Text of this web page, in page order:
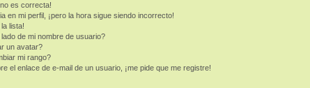
es correcta!
en mi perfil, ¡pero la hora sigue siendo incorrecto!
lista!
de mi nombre de usuario?
un avatar?
mi rango?
el enlace de e-mail de un usuario, ¡me pide que me registre!